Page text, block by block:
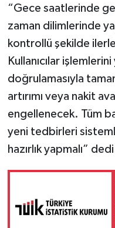
“Gece saatlerinde
zaman dilimlerinde
kontrollü şekilde
Kullanıcılar
doğrulamasıyla
artırımı veya nakit
engellenecek. Tüm
yeni tedbirleri
hazırlık yapmalı”